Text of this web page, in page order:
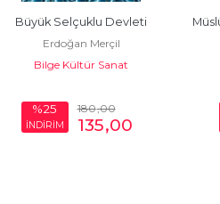
Büyük Selçuklu Devleti
Erdoğan Merçil
Bilge Kültür Sanat
%25
İNDİRİM
180,00
135,00